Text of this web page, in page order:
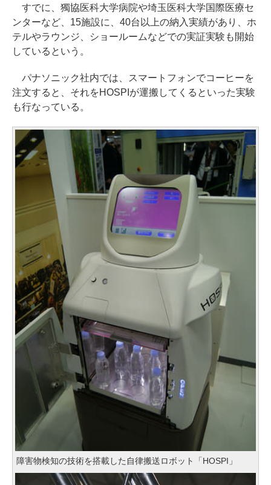
すでに、獨協医科大学病院や埼玉医科大学国際医療セ
ンターなど、15施設に、40台以上の納入実績があり、ホ
テルやラウンジ、ショールームなどでの実証実験も開始
しているという。
パナソニック社内では、スマートフォンでコーヒーを
注文すると、それをHOSPIが運搬してくるといった実験
も行なっている。
障害物検知の技術を搭載した自律搬送ロボット「HOSPI」